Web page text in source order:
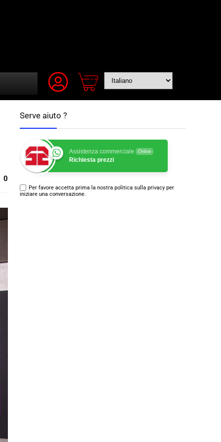
0
Serve aiuto ?
Assistenza commerciale Online
Richiesta prezzi
Per favore accetta prima la nostra politica sulla privacy per
iniziare una conversazione.